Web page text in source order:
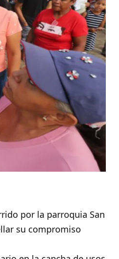
por la parroquia San
su compromiso